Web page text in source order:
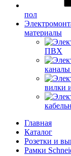
пол
материалы
ПВХ
вилки
Главная
Каталог
Розетки и
Рамки